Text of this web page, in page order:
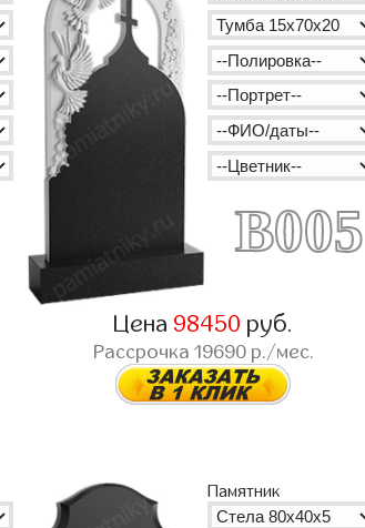
B005
Цена 98450 руб.
Рассрочка 19690р./мес.
Памятник